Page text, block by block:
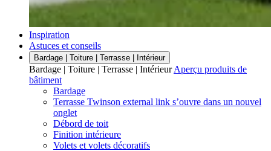
Inspiration
Astuces et conseils
Bardage | Toiture | Terrasse | Intérieur
Bardage | Toiture | Terrasse | Intérieur Aperçu produits de
bâtiment
Bardage
Terrasse Twinson external link s’ouvre dans un nouvel
onglet
Débord de toit
Finition intérieure
Volets et volets décoratifs